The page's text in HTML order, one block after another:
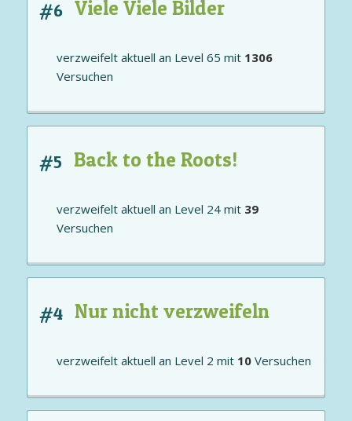
#6 Viele Viele Bilder
verzweifelt aktuell an Level 65 mit 1306
Versuchen
#5 Back to the Roots!
verzweifelt aktuell an Level 24 mit 39
Versuchen
#4 Nur nicht verzweifeln
verzweifelt aktuell an Level 2 mit 10 Versuchen